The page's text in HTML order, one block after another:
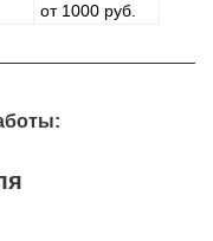
от 1000 руб.